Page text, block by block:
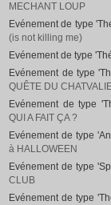
MECHANT LOUP
Evénement de type
(is not killing me)
Evénement de type
Evénement de type
QUÊTE DU
Evénement de type
QUI A FAIT ÇA ?
Evénement de type
à HALLOWEEN
Evénement de type
CLUB
Evénement de type